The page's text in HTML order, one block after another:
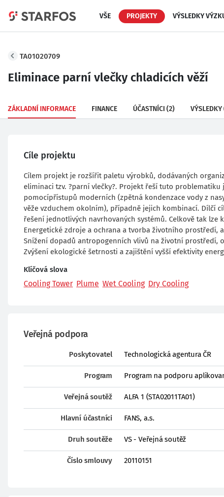
VŠE PROJEKTY VÝSLEDKY
TA01020709
Eliminace parní vlečky chladicích věží
ZÁKLADNÍ INFORMACE FINANCE ÚČASTNÍCI (2) VÝSLEDKY
Cíle projektu
Cílem projekt je rozšířit paletu výrobků, dodávaných
eliminaci tzv. ?parní vlečky?. Projekt řeší tuto
pomocípřístupů moderních (zpětná kondenzace vody z
věže vzduchem okolním), případně jejich kombinací. Dílčí
řešení jednotlivých navrhovaných systémů. Celkově tak
Energetické zdroje a ochrana a tvorba životního prostředí,
Snížení dopadů antropogenních vlivů na životní prostředí,
Zvýšení ekologické šetrnosti a zajištění vyšší efektivity
Klíčová slova
Cooling Tower Plume Wet Cooling Dry Cooling
Veřejná podpora
Poskytovatel Technologická agentura ČR
Program Program na podporu
Veřejná soutěž ALFA 1 (STA02011TA01)
Hlavní účastníci FANS, a.s.
Druh soutěže VS - Veřejná soutěž
Číslo smlouvy 20110151